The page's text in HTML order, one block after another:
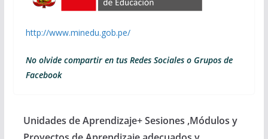
http://www.minedu.gob.pe/
No olvide compartir en tus Redes Sociales o Grupos de
Facebook
Unidades de Aprendizaje+ Sesiones ,Módulos y